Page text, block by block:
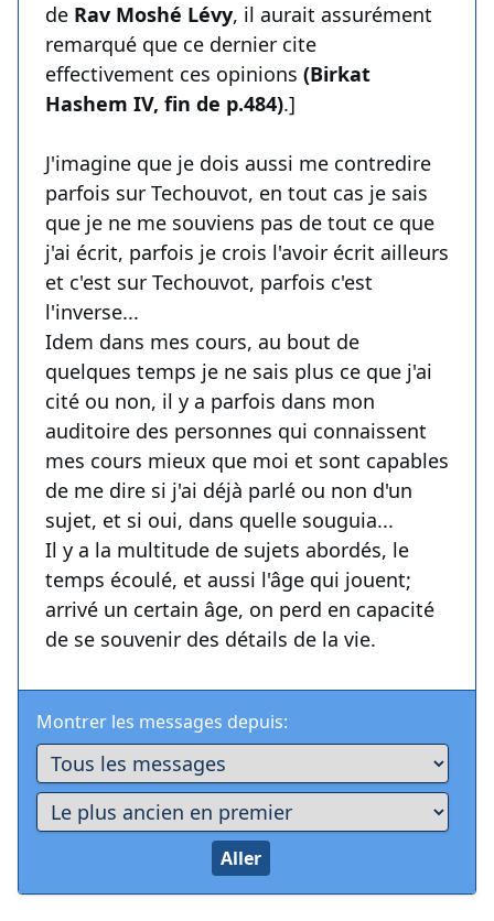
de Rav Moshé Lévy, il aurait assurément
remarqué que ce dernier cite
effectivement ces opinions (Birkat
Hashem IV, fin de p.484).]
J'imagine que je dois aussi me contredire
parfois sur Techouvot, en tout cas je sais
que je ne me souviens pas de tout ce que
j'ai écrit, parfois je crois l'avoir écrit ailleurs
et c'est sur Techouvot, parfois c'est
l'inverse...
Idem dans mes cours, au bout de
quelques temps je ne sais plus ce que j'ai
cité ou non, il y a parfois dans mon
auditoire des personnes qui connaissent
mes cours mieux que moi et sont capables
de me dire si j'ai déjà parlé ou non d'un
sujet, et si oui, dans quelle souguia...
Il y a la multitude de sujets abordés, le
temps écoulé, et aussi l'âge qui jouent;
arrivé un certain âge, on perd en capacité
de se souvenir des détails de la vie.
Montrer les messages depuis: